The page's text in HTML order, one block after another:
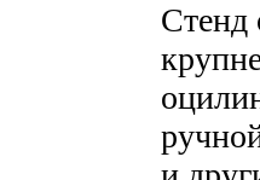
Стенд